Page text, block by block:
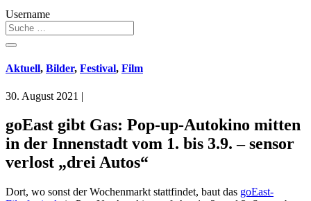
Username
Aktuell, Bilder, Festival, Film
30. August 2021 |
goEast gibt Gas: Pop-up-Autokino mitten
in der Innenstadt vom 1. bis 3.9. – sensor
verlost „drei Autos“
Dort, wo sonst der Wochenmarkt stattfindet, baut das goEast-